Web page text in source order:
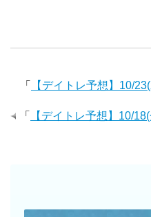
「 【デイトレ予想】10/
「 【デイトレ予想】10/